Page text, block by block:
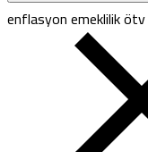
enflasyonemeklilikötv